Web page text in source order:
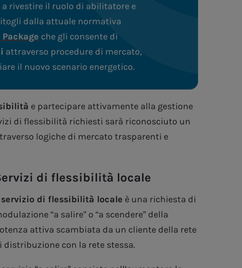
rivestire il ruolo di abilitatore e
dalla attuale normativa
Package che gli consente di
attraverso procedure di mercato,
il nuovo scenario energetico.
e partecipare attivamente alla gestione
di flessibilità richiesti sarà riconosciuto un
logiche di mercato trasparenti e
di flessibilità locale
servizio di flessibilità locale è una richiesta di
“a salire” o “a scendere” della
attiva scambiata da un cliente della rete
distribuzione con la rete stessa.